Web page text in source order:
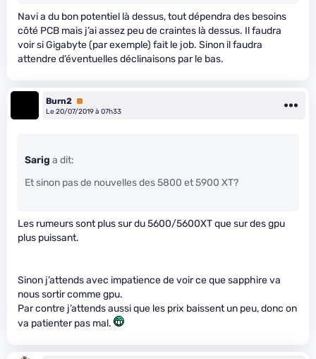
Navi a du bon potentiel là dessus, tout dépendra des besoins
côté PCB mais j’ai assez peu de craintes là dessus. Il faudra
voir si Gigabyte (par exemple) fait le job. Sinon il faudra
attendre d’éventuelles déclinaisons par le bas.
Burn2 Premium
Le 20/07/2019 à 07h33
Sarig a dit:
Et sinon pas de nouvelles des 5800 et 5900 XT?
Les rumeurs sont plus sur du 5600/5600XT que sur des gpu
plus puissant.
Sinon j’attends avec impatience de voir ce que sapphire va
nous sortir comme gpu.
Par contre j’attends aussi que les prix baissent un peu, donc on
va patienter pas mal.